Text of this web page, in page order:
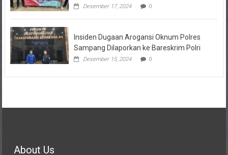
Desember 17, 2024 0
Insiden Dugaan Arogansi Oknum Polres
Sampang Dilaporkan ke Bareskrim Polri
Desember 15, 2024 0
About Us